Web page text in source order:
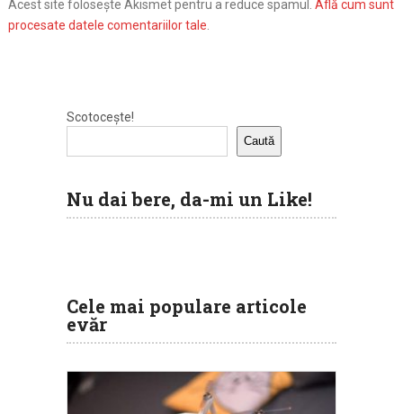
Acest site folosește Akismet pentru a reduce spamul. Află cum sunt
procesate datele comentariilor tale
Scotocește!
Caută
Nu dai bere, da-mi un Like!
Cele mai populare articole
evăr